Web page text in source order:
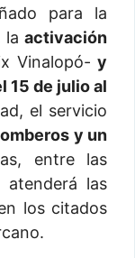
para la
la activación
Vinalopó- y
15 de julio al
el servicio
y un
entre las
las
los citados